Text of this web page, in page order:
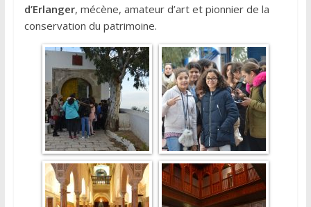
d’Erlanger, mécène, amateur d’art et pionnier de la
conservation du patrimoine.